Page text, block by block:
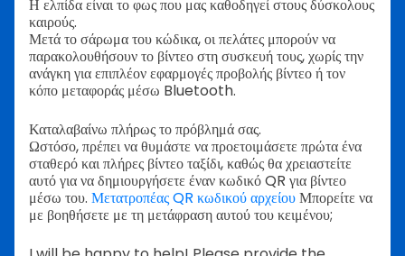
Η ελπίδα είναι το φως που μας καθοδηγεί στους δύσκολους
καιρούς.
Μετά το σάρωμα του κώδικα, οι πελάτες μπορούν να
παρακολουθήσουν το βίντεο στη συσκευή τους, χωρίς την
ανάγκη για επιπλέον εφαρμογές προβολής βίντεο ή τον
κόπο μεταφοράς μέσω Bluetooth.
Καταλαβαίνω πλήρως το πρόβλημά σας.
Ωστόσο, πρέπει να θυμάστε να προετοιμάσετε πρώτα ένα
σταθερό και πλήρες βίντεο ταξίδι, καθώς θα χρειαστείτε
αυτό για να δημιουργήσετε έναν κωδικό QR για βίντεο
μέσω του. Μετατροπέας QR κωδικού αρχείουΜπορείτε να
με βοηθήσετε με τη μετάφραση αυτού του κειμένου;